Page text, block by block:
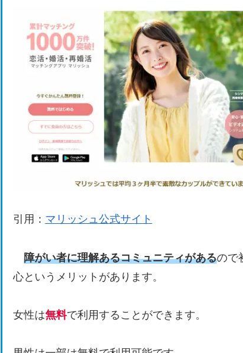
引用： マリッシュ公式サイト
障がい者に理解あるコミュニティがあるので
心というメリットがあります。
女性は無料で利用することができます。